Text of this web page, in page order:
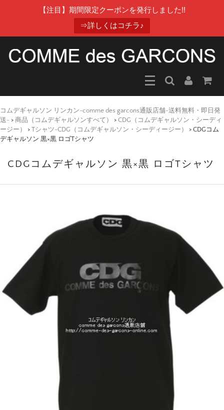
【注目】期間限定クーポンを発行しました!!
⇒詳しくはコチラ♪
コムデギャルソン リンカン-comme des garcons通販店舗-送料無料・即日発
送- > 商品（コムデギャルソンすべて） > CDG（コムデギャルソン・シーディ
ージー）
> Tシャツ-CDG（コムデギャルソン・シーディージー） > CDGコム
デギャルソン 黒×黒 ロゴTシャツ
CDGコムデギャルソン 黒×黒 ロゴTシャツ